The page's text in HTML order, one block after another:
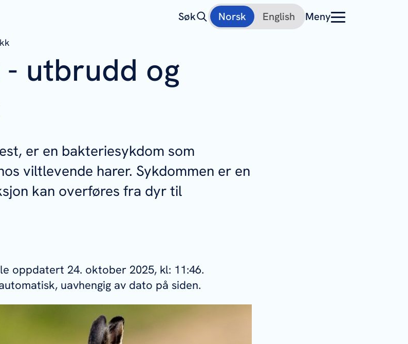
Søk Norsk English Meny
- utbrudd og
er en bakteriesykdom som
viltlevende harer. Sykdommen er en
kan overføres fra dyr til
oppdatert 24. oktober 2025, kl: 11:46.
uavhengig av dato på siden.